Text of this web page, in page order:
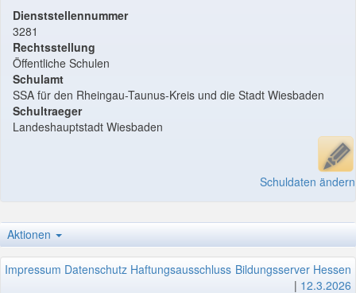
Dienststellennummer
3281
Rechtsstellung
Öffentliche Schulen
Schulamt
SSA für den Rheingau-Taunus-Kreis und die Stadt Wiesbaden
Schultraeger
Landeshauptstadt Wiesbaden
Schuldaten ändern
Aktionen
Impressum Datenschutz Haftungsausschluss Bildungsserver Hessen
| 12.3.2026